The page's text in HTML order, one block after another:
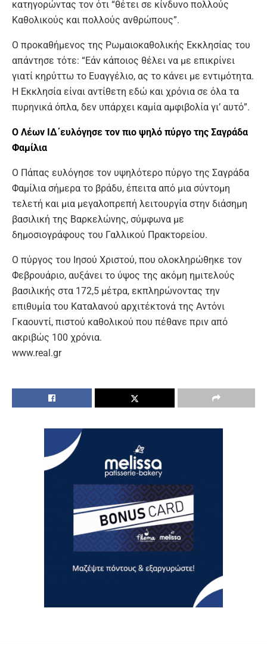
κατηγορώντας τον ότι “θέτει σε κίνδυνο πολλούς
Καθολικούς και πολλούς ανθρώπους”.
Ο προκαθήμενος της Ρωμαιοκαθολικής Εκκλησίας του
απάντησε τότε: “Εάν κάποιος θέλει να με επικρίνει
γιατί κηρύττω το Ευαγγέλιο, ας το κάνει με εντιμότητα.
Η Εκκλησία είναι αντίθετη εδώ και χρόνια σε όλα τα
πυρηνικά όπλα, δεν υπάρχει καμία αμφιβολία γι’ αυτό”.
Ο Λέων ΙΔ΄ευλόγησε τον πιο ψηλό πύργο της Σαγράδα
Φαμίλια
Ο Πάπας ευλόγησε τον υψηλότερο πύργο της Σαγράδα
Φαμίλια σήμερα το βράδυ, έπειτα από μια σύντομη
τελετή και μια μεγαλοπρεπή λειτουργία στην διάσημη
βασιλική της Βαρκελώνης, σύμφωνα με
δημοσιογράφους του Γαλλικού Πρακτορείου.
Ο πύργος του Ιησού Χριστού, που ολοκληρώθηκε τον
Φεβρουάριο, αυξάνει το ύψος της ακόμη ημιτελούς
βασιλικής στα 172,5 μέτρα, εκπληρώνοντας την
επιθυμία του Καταλανού αρχιτέκτονά της Αντόνι
Γκαουντί, πιστού καθολικού που πέθανε πριν από
ακριβώς 100 χρόνια.
www.real.gr